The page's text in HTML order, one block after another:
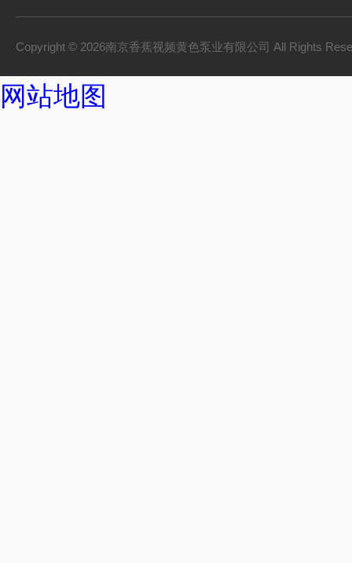
Copyright © 2026南京香蕉视频黄色泵业有限公司 All Rights
网站地图